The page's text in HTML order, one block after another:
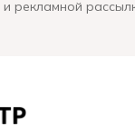
рекламной